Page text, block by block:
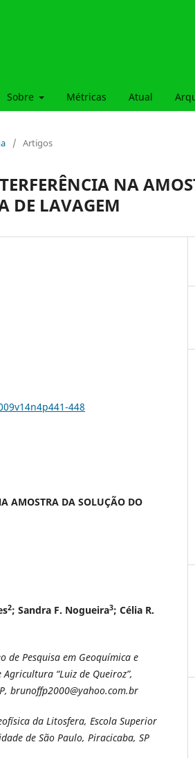
Sobre Métricas Atual
/ Artigos
NA
DE LAVAGEM
448
AMOSTRA DA SOLUÇÃO DO
2; Sandra F. Nogueira3; Célia R.
de Pesquisa em Geoquímica e
“Luiz de Queiroz”,
brunoffp2000@yahoo.com.br
da Litosfera, Escola Superior
de São Paulo, Piracicaba, SP